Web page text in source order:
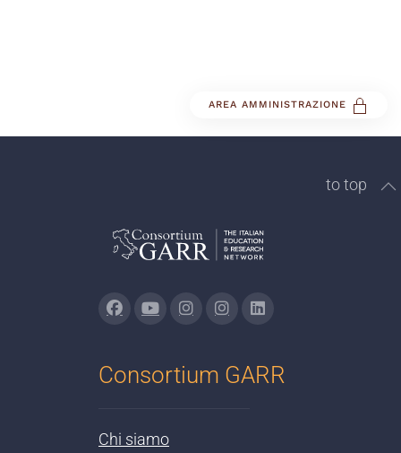
AREA AMMINISTRAZIONE
to top
Consortium GARR
Chi siamo